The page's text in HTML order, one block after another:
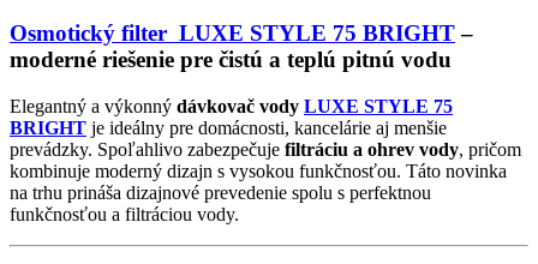
Osmotický filter LUXE STYLE 75 BRIGHT–
moderné riešenie pre čistú a teplú pitnú vodu
Elegantný a výkonný dávkovač vody LUXE STYLE 75
BRIGHT je ideálny pre domácnosti, kancelárie aj menšie
prevádzky. Spoľahlivo zabezpečuje filtráciu a ohrev vody, pričom
kombinuje moderný dizajn s vysokou funkčnosťou. Táto novinka
na trhu prináša dizajnové prevedenie spolu s perfektnou
funkčnosťou a filtráciou vody.